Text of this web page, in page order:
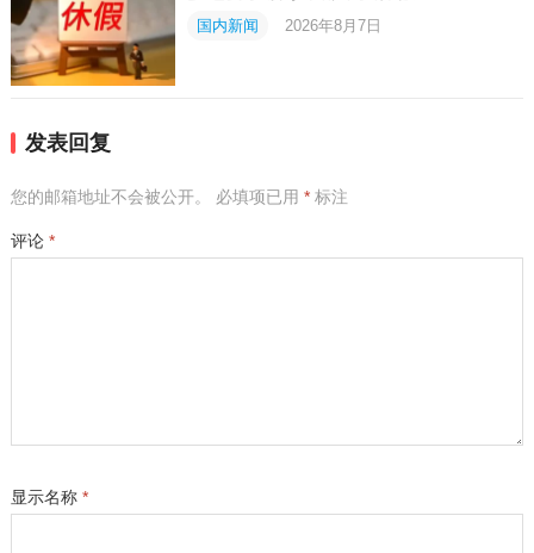
国内新闻 2026年8月7日
发表回复
您的邮箱地址不会被公开。 必填项已用 *标注
评论 *
显示名称 *